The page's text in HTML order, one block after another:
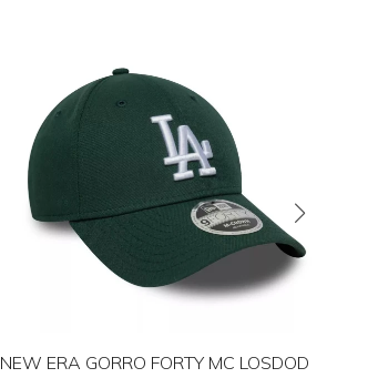
NEW ERA GORRO FORTY MC LOSDOD